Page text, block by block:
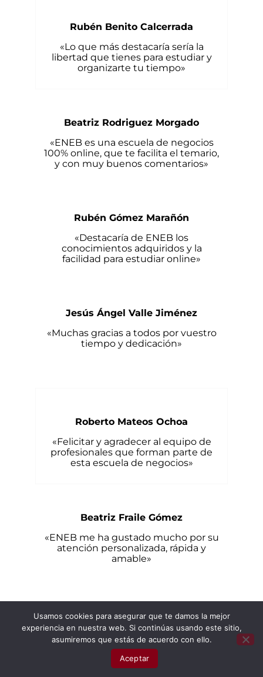
Rubén Benito Calcerrada
«Lo que más destacaría sería la
libertad que tienes para estudiar y
organizarte tu tiempo»
Beatriz Rodriguez Morgado
«ENEB es una escuela de negocios
100% online, que te facilita el temario,
y con muy buenos comentarios»
Rubén Gómez Marañón
«Destacaría de ENEB los
conocimientos adquiridos y la
facilidad para estudiar online»
Jesús Ángel Valle Jiménez
«Muchas gracias a todos por vuestro
tiempo y dedicación»
Roberto Mateos Ochoa
«Felicitar y agradecer al equipo de
profesionales que forman parte de
esta escuela de negocios»
Beatriz Fraile Gómez
«ENEB me ha gustado mucho por su
atención personalizada, rápida y
amable»
Adonai Canals Barbero
«Animaría a cualquiera que quiera
combinar su trabajo con una
formación de alto nivel»
X
Habla por WhatsApp
Usamos cookies para asegurar que te damos la mejor
experiencia en nuestra web. Si continúas usando este sitio,
asumiremos que estás de acuerdo con ello.
Aceptar